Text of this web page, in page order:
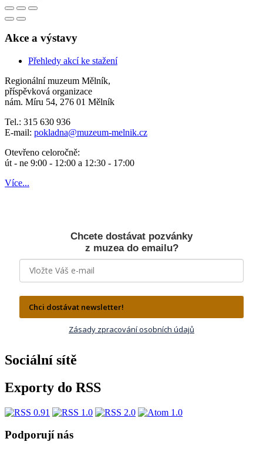
Akce a výstavy
Přehledy akcí ke stažení
Regionální muzeum Mělník,
příspěvková organizace
nám. Míru 54, 276 01 Mělník
Tel.: 315 630 936
E-mail: pokladna@muzeum-melnik.cz
Otevřeno celoročně:
út - ne 9:00 - 12:00 a 12:30 - 17:00
Více...
Chcete dostávat pozvánky
z muzea do emailu?
Chci dostávat newsletter!
Zásady zpracování osobních údajů
Sociální sítě
Exporty do RSS
Podporují nás